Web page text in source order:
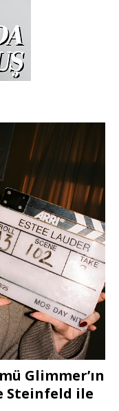
Glimmer’ın
Steinfeld ile